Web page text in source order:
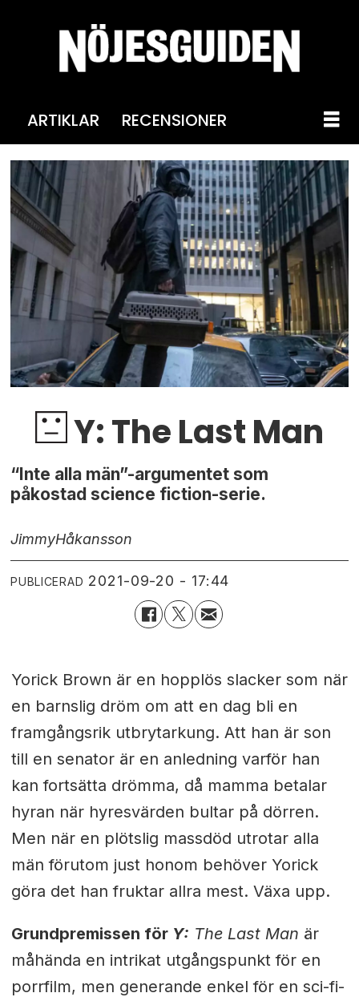
ARTIKLAR RECENSIONER
Y: The Last Man
“Inte alla män”-argumentet som
påkostad science fiction-serie.
JimmyHåkansson
PUBLICERAD 2021-09-20 - 17:44
Yorick Brown är en hopplös slacker som när
en barnslig dröm om att en dag bli en
framgångsrik utbrytarkung. Att han är son
till en senator är en anledning varför han
kan fortsätta drömma, då mamma betalar
hyran när hyresvärden bultar på dörren.
Men när en plötslig massdöd utrotar alla
män förutom just honom behöver Yorick
göra det han fruktar allra mest. Växa upp.
Grundpremissen för Y: The Last Man är
måhända en intrikat utgångspunkt för en
porrfilm, men generande enkel för en sci-fi-